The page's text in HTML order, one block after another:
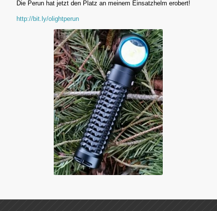
Die Perun hat jetzt den Platz an meinem Einsatzhelm erobert!
http://bit.ly/olightperun